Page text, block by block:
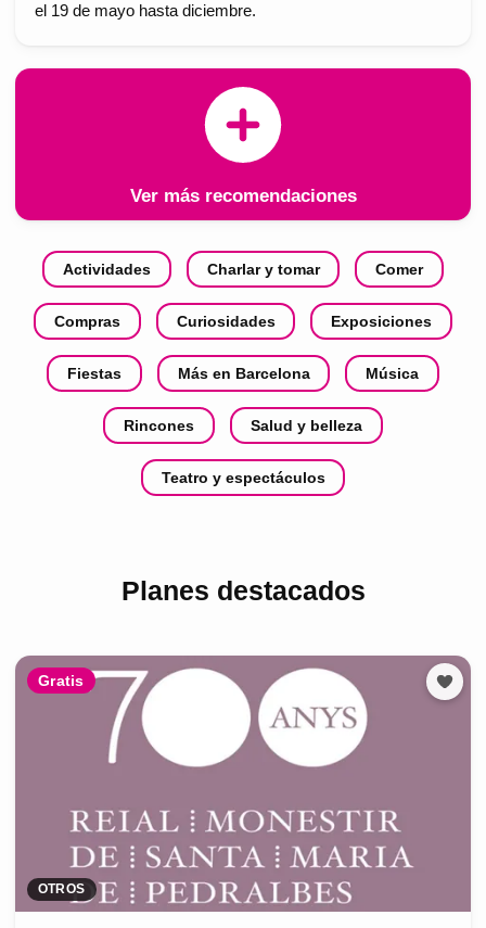
el 19 de mayo hasta diciembre.
Ver más recomendaciones
Actividades Charlar y tomar Comer
Compras Curiosidades Exposiciones
Fiestas Más en Barcelona Música
Rincones Salud y belleza
Teatro y espectáculos
Planes destacados
Gratis
OTROS